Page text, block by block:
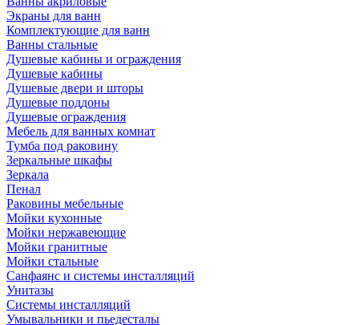
Экраны для ванн
Комплектующие для ванн
Ванны стальные
Душевые кабины и ограждения
Душевые кабины
Душевые двери и шторы
Душевые поддоны
Душевые ограждения
Мебель для ванных комнат
Тумба под раковину
Зеркальные шкафы
Зеркала
Пенал
Раковины мебельные
Мойки кухонные
Мойки нержавеющие
Мойки гранитные
Мойки стальные
Санфаянс и системы инсталляций
Унитазы
Системы инсталляций
Умывальники и пьедесталы